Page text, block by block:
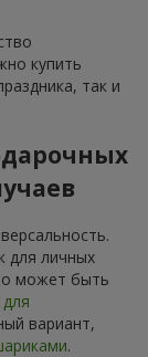
купить
так и
для личных
может быть
вариант,
.